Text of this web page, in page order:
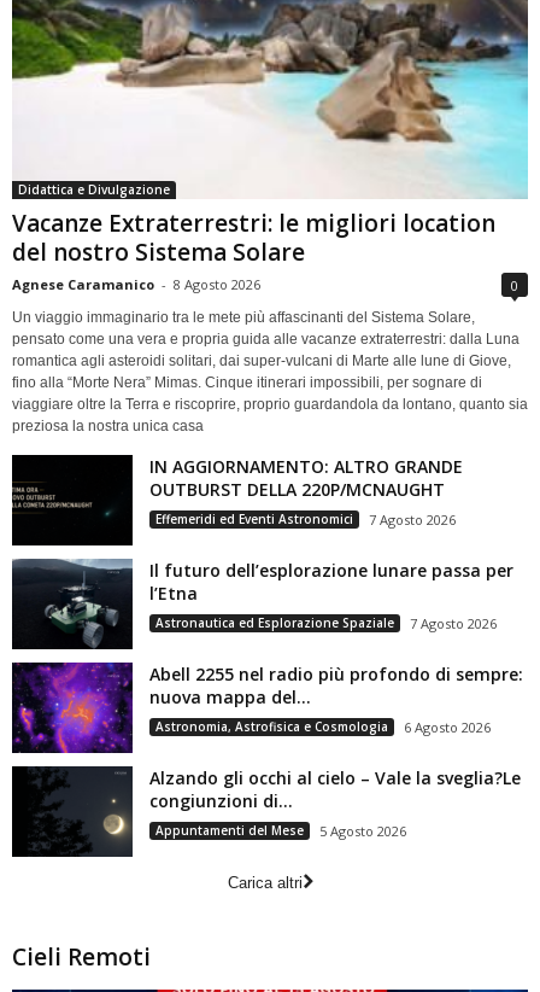
Didattica e Divulgazione
Vacanze Extraterrestri: le migliori location
del nostro Sistema Solare
Agnese Caramanico - 8 Agosto 2026 0
Un viaggio immaginario tra le mete più affascinanti del Sistema Solare,
pensato come una vera e propria guida alle vacanze extraterrestri: dalla Luna
romantica agli asteroidi solitari, dai super-vulcani di Marte alle lune di Giove,
fino alla “Morte Nera” Mimas. Cinque itinerari impossibili, per sognare di
viaggiare oltre la Terra e riscoprire, proprio guardandola da lontano, quanto sia
preziosa la nostra unica casa
IN AGGIORNAMENTO: ALTRO GRANDE
OUTBURST DELLA 220P/MCNAUGHT
Effemeridi ed Eventi Astronomici 7 Agosto 2026
Il futuro dell’esplorazione lunare passa per
l’Etna
Astronautica ed Esplorazione Spaziale 7 Agosto 2026
Abell 2255 nel radio più profondo di sempre:
nuova mappa del...
Astronomia, Astrofisica e Cosmologia 6 Agosto 2026
Alzando gli occhi al cielo – Vale la sveglia?Le
congiunzioni di...
Appuntamenti del Mese 5 Agosto 2026
Carica altri
Cieli Remoti